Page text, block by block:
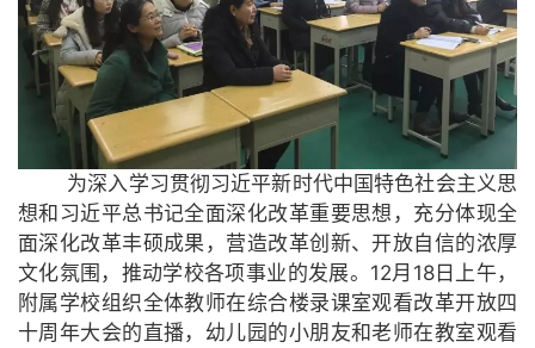
为深入学习贯彻习近平新时代中国特色社会主义思
想和习近平总书记全面深化改革重要思想，充分体现全
面深化改革丰硕成果，营造改革创新、开放自信的浓厚
文化氛围，推动学校各项事业的发展。12月18日上午，
附属学校组织全体教师在综合楼录课室观看改革开放四
十周年大会的直播，幼儿园的小朋友和老师在教室观看